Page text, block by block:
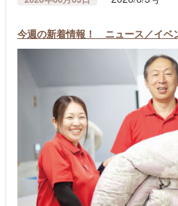
今週の新着情報！ ニュース／イベ